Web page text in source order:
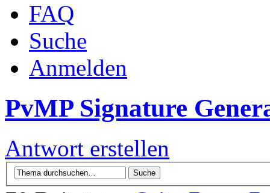
FAQ
Suche
Anmelden
PvMP Signature
Antwort erstellen